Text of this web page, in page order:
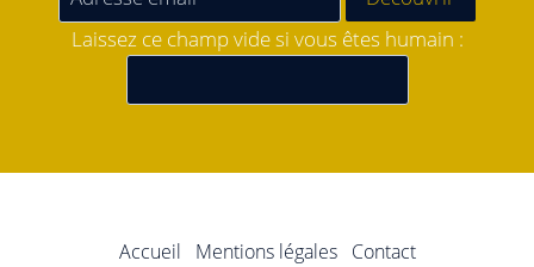
Laissez ce champ vide si vous êtes humain :
Accueil Mentions légales Contact